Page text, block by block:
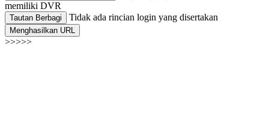
memiliki DVR
Tautan Berbagi Tidak ada rincian login yang disertakan
Menghasilkan URL
>>>>>